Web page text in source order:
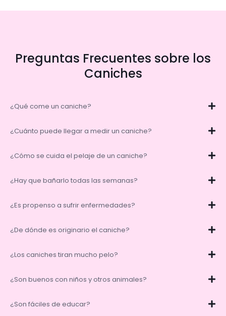
Preguntas Frecuentes sobre los
Caniches
¿Qué come un caniche?
¿Cuánto puede llegar a medir un caniche?
¿Cómo se cuida el pelaje de un caniche?
¿Hay que bañarlo todas las semanas?
¿Es propenso a sufrir enfermedades?
¿De dónde es originario el caniche?
¿Los caniches tiran mucho pelo?
¿Son buenos con niños y otros animales?
¿Son fáciles de educar?